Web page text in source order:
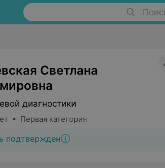
Светлана
диагностики
• Первая категория
подтвержден